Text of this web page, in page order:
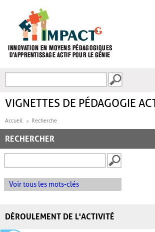
FORMULAIRE DE
VIGNETTES DE PÉDAGOGIE
Accueil Recherche
RECHERCHER
Voir tous les mots-clés
DÉROULEMENT DE L'ACTIVITÉ